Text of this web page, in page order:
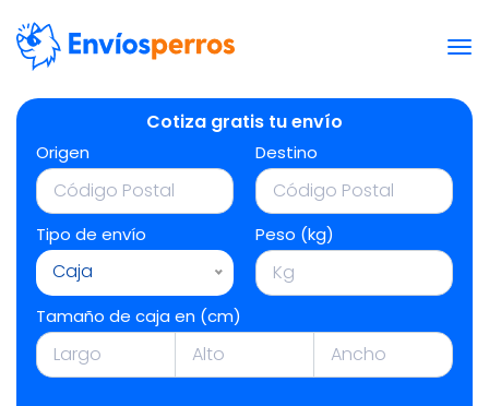
Cotiza gratis tu envío
Origen Destino
Tipo de envío
Caja
Peso (kg)
Tamaño de caja en (cm)